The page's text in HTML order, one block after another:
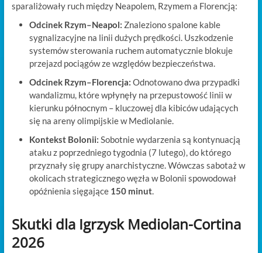
sparaliżowały ruch między Neapolem, Rzymem a Florencją:
Odcinek Rzym–Neapol: Znaleziono spalone kable
sygnalizacyjne na linii dużych prędkości. Uszkodzenie
systemów sterowania ruchem automatycznie blokuje
przejazd pociągów ze względów bezpieczeństwa.
Odcinek Rzym–Florencja: Odnotowano dwa przypadki
wandalizmu, które wpłynęły na przepustowość linii w
kierunku północnym – kluczowej dla kibiców udających
się na areny olimpijskie w Mediolanie.
Kontekst Bolonii: Sobotnie wydarzenia są kontynuacją
ataku z poprzedniego tygodnia (7 lutego), do którego
przyznały się grupy anarchistyczne. Wówczas sabotaż w
okolicach strategicznego węzła w Bolonii spowodował
opóźnienia sięgające 150 minut.
Skutki dla Igrzysk Mediolan-Cortina
2026